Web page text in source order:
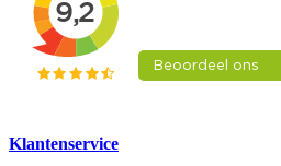
Klantenservice